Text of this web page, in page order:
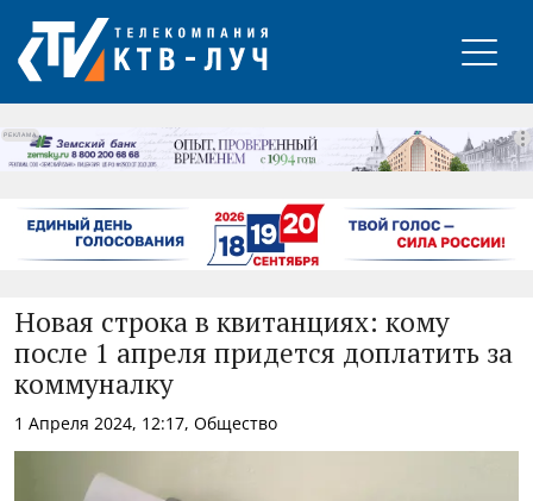
РЕКЛАМА
Новая строка в квитанциях: кому
после 1 апреля придется доплатить за
коммуналку
1 Апреля 2024, 12:17, Общество